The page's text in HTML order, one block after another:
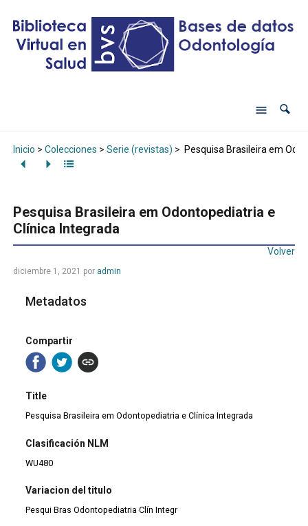
Inicio > Colecciones > Serie (revistas) > Pesquisa Brasileira em
Pesquisa Brasileira em Odontopediatria e
Clínica Integrada
Volver
diciembre 1, 2021 por admin
Metadatos
Compartir
Title
Pesquisa Brasileira em Odontopediatria e Clínica Integrada
Clasificación NLM
WU480
Variacion del titulo
Pesqui Bras Odontopediatria Clín Integr